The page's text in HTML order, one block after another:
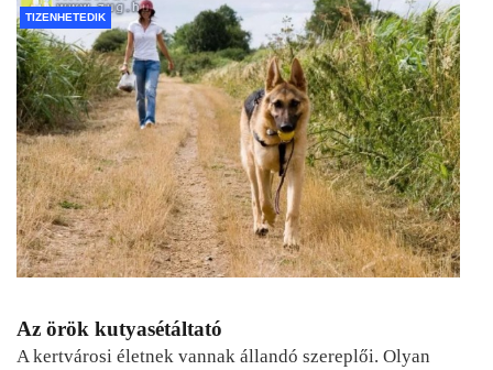
TIZENHETEDIK
Az örök kutyasétáltató
A kertvárosi életnek vannak állandó szereplői. Olyan